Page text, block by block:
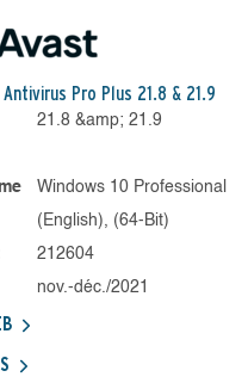
Pro Plus 21.8 & 21.9
21.8 &amp; 21.9
Windows 10 Professional
(English), (64-Bit)
212604
nov.-déc./2021